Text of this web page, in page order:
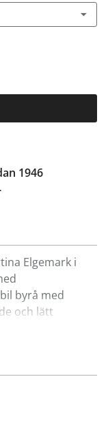
1946
Elgemark i
byrå med
och lätt
glans 20.
i andra